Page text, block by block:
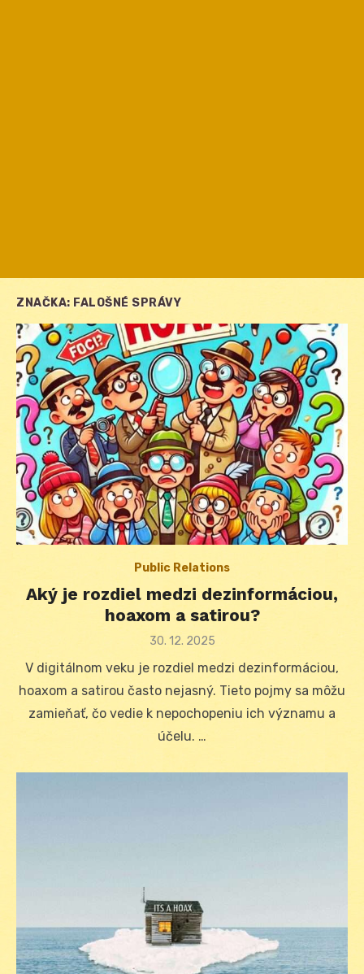
ZNAČKA: FALOŠNÉ SPRÁVY
Public Relations
Aký je rozdiel medzi dezinformáciou,
hoaxom a satirou?
Posted
30. 12. 2025
V digitálnom veku je rozdiel medzi dezinformáciou,
hoaxom a satirou často nejasný. Tieto pojmy sa môžu
zamieňať, čo vedie k nepochopeniu ich významu a
účelu. …